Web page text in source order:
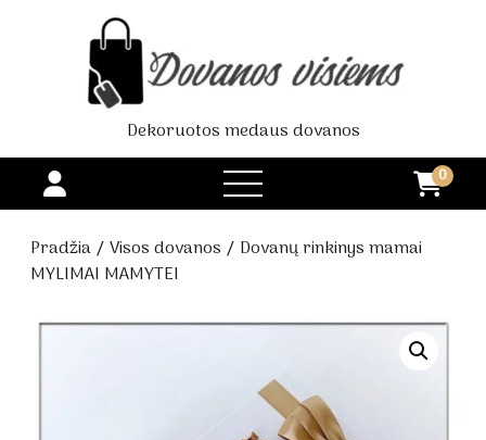
Dekoruotos medaus dovanos
open
menu
0
Pradžia/Visos dovanos / Dovanų rinkinys mamai
MYLIMAI MAMYTEI